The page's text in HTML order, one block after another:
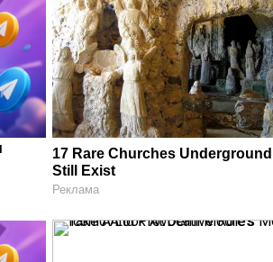
17 Rare Churches
Still Exist
Реклама